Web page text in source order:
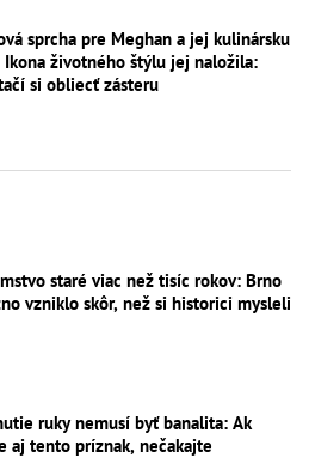
sprcha pre Meghan a jej kulinársku
Ikona životného štýlu jej naložila:
si obliecť zásteru
staré viac než tisíc rokov: Brno
vzniklo skôr, než si historici mysleli
ruky nemusí byť banalita: Ak
aj tento príznak, nečakajte